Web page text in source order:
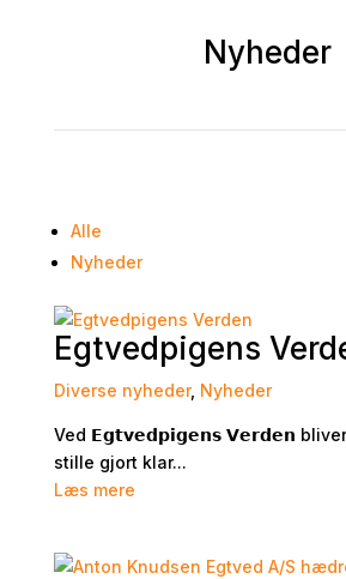
Nyheder
Alle
Nyheder
Egtvedpigens
Diverse nyheder, Nyheder
Ved 𝗘𝗴𝘁𝘃𝗲𝗱𝗽𝗶𝗴𝗲𝗻𝘀 𝗩𝗲𝗿𝗱𝗲𝗻
stille gjort klar...
Læs mere